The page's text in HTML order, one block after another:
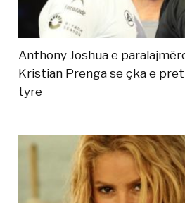
Anthony Joshua e
Kristian Prenga se çka e
tyre